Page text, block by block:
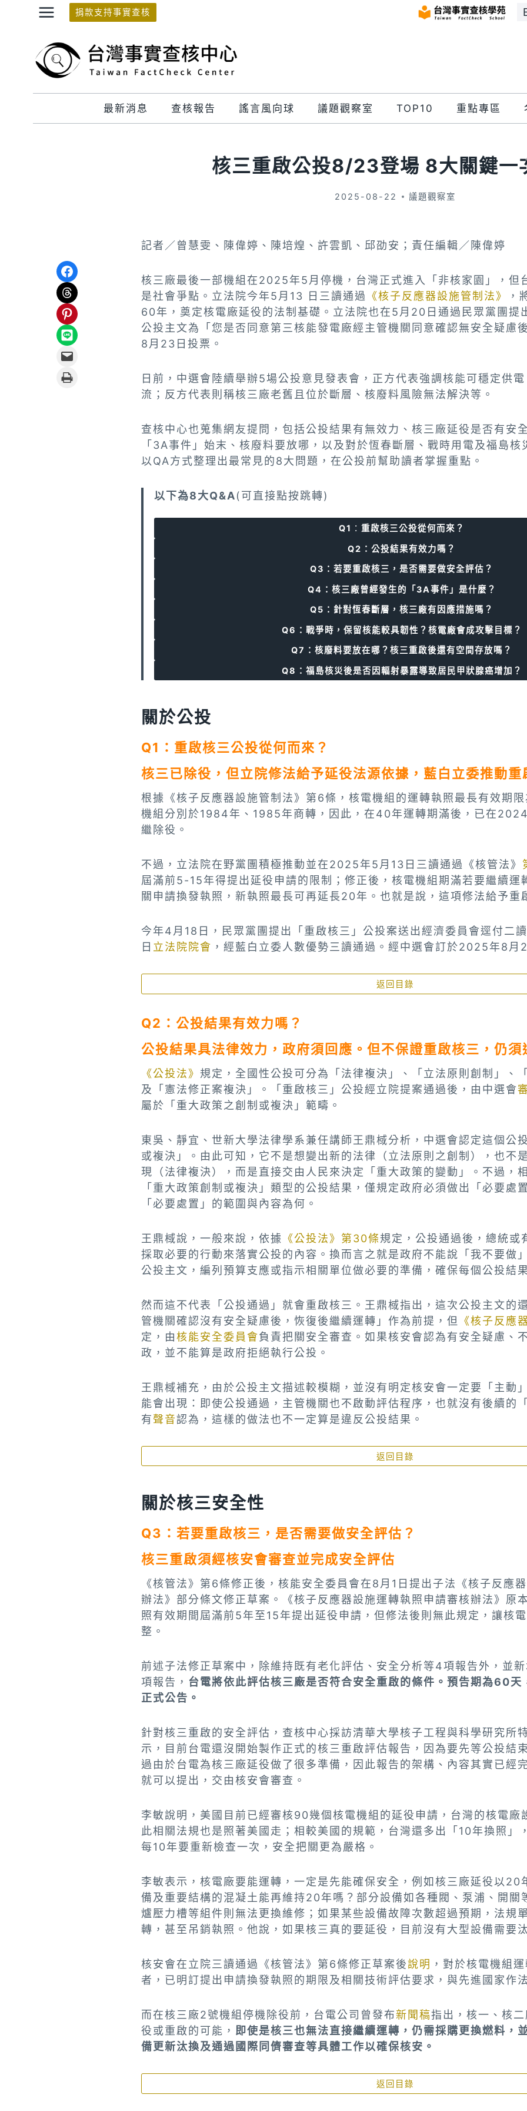
捐款支持事實查核
最新消息 查核報告 謠言風向球 議題觀察室 TOP10 重點專區
核三重啟公投8/23登場 8大關鍵一
2025-08-22 議題觀察室
Share on Facebook
Share on Threads
Share on Pinterest
Share on LINE
Email this Page
Print this Page
記者／曾慧雯、陳偉婷、陳培煌、許雲凱、邱劭安；責任編輯／陳偉婷
核三廠最後一部機組在2025年5月停機，台灣正式進入「非核家園」，但
是社會爭點。立法院今年5月13 日三讀通過 《核子反應器設施管制法》
，
60年，奠定核電廠延役的法制基礎。立法院也在5月20日通過民眾黨團提
公投主文為「您是否同意第三核能發電廠經主管機關同意確認無安全疑慮
8月23日投票。
日前，中選會陸續舉辦5場公投意見發表會，正方代表強調核能可穩定供
流；反方代表則稱核三廠老舊且位於斷層、核廢料風險無法解決等。
查核中心也蒐集網友提問，包括公投結果有無效力、核三廠延役是否有安
「3A事件」始末、核廢料要放哪，以及對於恆春斷層、戰時用電及福島
以QA方式整理出最常見的8大問題，在公投前幫助讀者掌握重點。
以下為8大Q&A(可直接點按跳轉)
Q1 ： 重啟核三公投從何而來？
Q2：公投結果有效力嗎？
Q3：若要重啟核三，是否需要做安全評估？
Q4：核三廠曾經發生的「3A事件」是什麼？
Q5：針對恆春斷層，核三廠有因應措施嗎？
Q6：戰爭時，保留核能較具韌性？核電廠會成攻擊目標？
Q7：核廢料要放在哪？核三重啟後還有空間存放嗎？
Q8：福島核災後是否因輻射暴露導致居民甲狀腺癌增加？
關於公投
Q1：重啟核三公投從何而來？
核三已除役，但立院修法給予延役法源依據，藍白立委推動重
根據《核子反應器設施管制法》第6條，核電機組的運轉執照最長有效期
機組分別於1984年、1985年商轉，因此，在40年運轉期滿後，已在
繼除役。
不過，立法院在野黨團積極推動並在2025年5月13日三讀通過《核管法》
屆滿前5-15年得提出延役申請的限制；修正後，核電機組期滿若要繼續運
關申請換發執照，新執照最長可再延長20年。也就是說，這項修法給予重
今年4月18日，民眾黨團提出「重啟核三」公投案送出經濟委員會逕付二
日 立法院院會 ，經藍白立委人數優勢三讀通過。經中選會訂於2025年8月
返回目錄
Q2：公投結果有效力嗎？
公投結果具法律效力，政府須回應。但不保證重啟核三，仍
《公投法》 規定，全國性公投可分為「法律複決」、「立法原則創制」、
及「憲法修正案複決」。「重啟核三」公投經立院提案通過後，由中選會
屬於「重大政策之創制或複決」範疇。
東吳、靜宜、世新大學法律學系兼任講師王鼎棫分析，中選會認定這個公
或複決」。由此可知，它不是想變出新的法律（立法原則之創制），也不
現（法律複決），而是直接交由人民來決定「重大政策的變動」。不過，
「重大政策創制或複決」類型的公投結果，僅規定政府必須做出「必要處
「必要處置」的範圍與內容為何。
王鼎棫說，一般來說，依據 《公投法》第30條規定，公投通過後，總統或
採取必要的行動來落實公投的內容。換而言之就是政府不能說「我不要做
公投主文，編列預算支應或指示相關單位做必要的準備，確保每個公投結
然而這不代表「公投通過」就會重啟核三。王鼎棫指出，這次公投主文的
管機關確認沒有安全疑慮後，恢復後繼續運轉」作為前提，但
《核子反應
定，由核能安全委員會負責把關安全審查。如果核安會認為有安全疑慮、
政，並不能算是政府拒絕執行公投。
王鼎棫補充，由於公投主文描述較模糊，並沒有明定核安會一定要「主動
能會出現：即使公投通過，主管機關也不啟動評估程序，也就沒有後續的
有聲音認為，這樣的做法也不一定算是違反公投結果。
返回目錄
關於核三安全性
Q3：若要重啟核三，是否需要做安全評估？
核三重啟須經核安會審查並完成安全評估
《核管法》第6條修正後，核能安全委員會在8月1日提出子法《核子反應
辦法》部分條文修正草案。《核子反應器設施運轉執照申請審核辦法》原
照有效期間屆滿前5年至15年提出延役申請，但修法後則無此規定，讓核
整。
前述子法修正草案中，除維持既有老化評估、安全分析等4項報告外，並
項報告， 台電將依此評估核三廠是否符合安全重啟的條件。預告期為60
正式公告。
針對核三重啟的安全評估，查核中心採訪清華大學核子工程與科學研究所
示，目前台電還沒開始製作正式的核三重啟評估報告，因為要先等公投結
過由於台電為核三廠延役做了很多準備，因此報告的架構、內容其實已經
就可以提出，交由核安會審查。
李敏說明，美國目前已經審核90幾個核電機組的延役申請，台灣的核電廠
此相關法規也是照著美國走；相較美國的規範，台灣還多出「10年換照」
每10年要重新檢查一次，安全把關更為嚴格。
李敏表示，核電廠要能運轉，一定是先能確保安全，例如核三廠延役以20
備及重要結構的混凝土能再維持20年嗎？部分設備如各種閥、泵浦、開關
爐壓力槽等組件則無法更換維修；如果某些設備故障次數超過預期，法規
轉，甚至吊銷執照。他說，如果核三真的要延役，目前沒有大型設備需要
核安會在立院三讀通過《核管法》第6條修正草案後說明 ，對於核電機組
者，已明訂提出申請換發執照的期限及相關技術評估要求，與先進國家作
而在核三廠2號機組停機除役前，台電公司曾發布新聞稿指出，核一、核
役或重啟的可能， 即使是核三也無法直接繼續運轉，仍需採購更換燃料，
備更新汰換及通過國際同儕審查等具體工作以確保核安。
返回目錄